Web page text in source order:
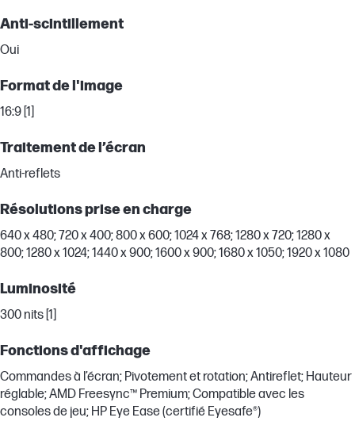
Anti-scintillement
Oui
Format de l'image
16:9 [1]
Traitement de l’écran
Anti-reflets
Résolutions prise en charge
640 x 480; 720 x 400; 800 x 600; 1024 x 768; 1280 x 720; 1280 x
800; 1280 x 1024; 1440 x 900; 1600 x 900; 1680 x 1050; 1920 x 1080
Luminosité
300 nits [1]
Fonctions d'affichage
Commandes à l’écran; Pivotement et rotation; Antireflet; Hauteur
réglable; AMD Freesync™ Premium; Compatible avec les
consoles de jeu; HP Eye Ease (certifié Eyesafe®)